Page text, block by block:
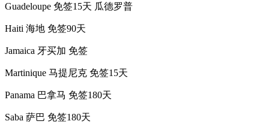
Guadeloupe 免签15天 瓜德罗普
Haiti 海地 免签90天
Jamaica 牙买加 免签
Martinique 马提尼克 免签15天
Panama 巴拿马 免签180天
Saba 萨巴 免签180天